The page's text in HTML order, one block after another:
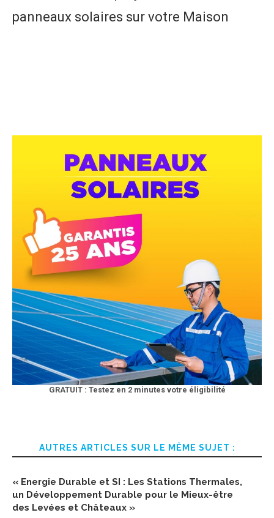
panneaux solaires sur votre Maison
GRATUIT : Testez en 2 minutes votre éligibilité
AUTRES ARTICLES SUR LE MÊME SUJET :
« Energie Durable et SI : Les Stations Thermales,
un Développement Durable pour le Mieux-être
des Levées et Châteaux »